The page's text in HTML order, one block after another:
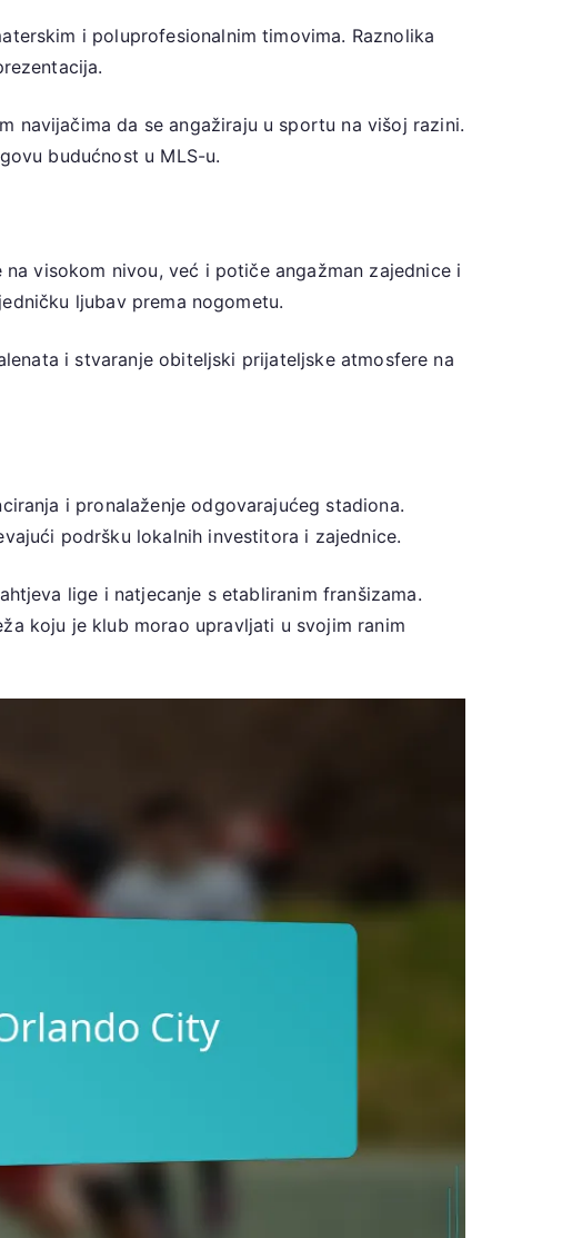
i poluprofesionalnim timovima. Raznolika
navijačima da se angažiraju u sportu na višoj razini.
budućnost u MLS-u.
visokom nivou, već i potiče angažman zajednice i
ljubav prema nogometu.
i stvaranje obiteljski prijateljske atmosfere na
i pronalaženje odgovarajućeg stadiona.
podršku lokalnih investitora i zajednice.
lige i natjecanje s etabliranim franšizama.
koju je klub morao upravljati u svojim ranim